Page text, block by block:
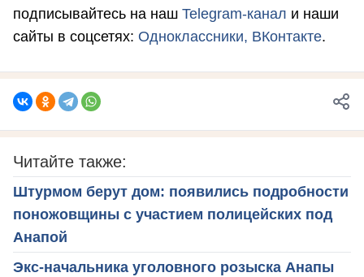
подписывайтесь на наш Telegram-канал и наши
сайты в соцсетях: Одноклассники, ВКонтакте.
Читайте также:
Штурмом берут дом: появились подробности
поножовщины с участием полицейских под
Анапой
Экс-начальника уголовного розыска Анапы